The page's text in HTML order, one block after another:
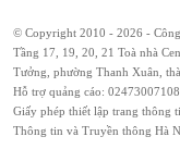
© Copyright 2010 - 2026 -
Tầng 17, 19, 20, 21 Toà nhà
Tưởng, phường Thanh Xuân,
Hỗ trợ quảng cáo: 02473007108
Giấy phép thiết lập trang thông
Thông tin và Truyền thông Hà